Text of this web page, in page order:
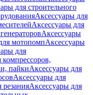
для строительного
Аксессуары для
Аксессуары для
Аксессуары
мотопомпАксессуары
для
компрессоров,
пайкиАксессуары для
Аксессуары для
резанияАксессуары для